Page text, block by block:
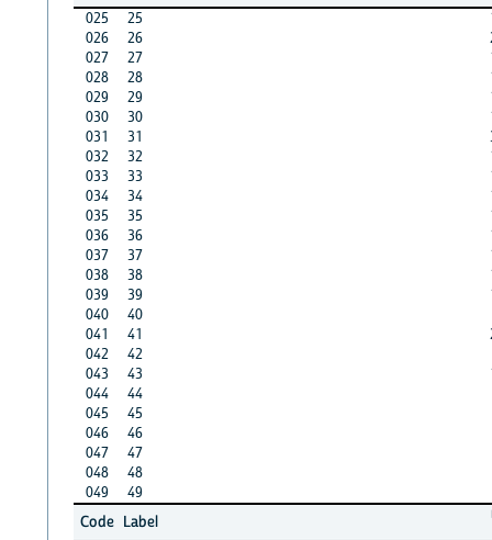
025
25
026
26
027
27
028
28
029
29
030
30
031
31
032
32
033
33
034
34
035
35
036
36
037
37
038
38
039
39
040
40
041
41
042
42
043
43
044
44
045
45
046
46
047
47
048
48
049
49
Code Label